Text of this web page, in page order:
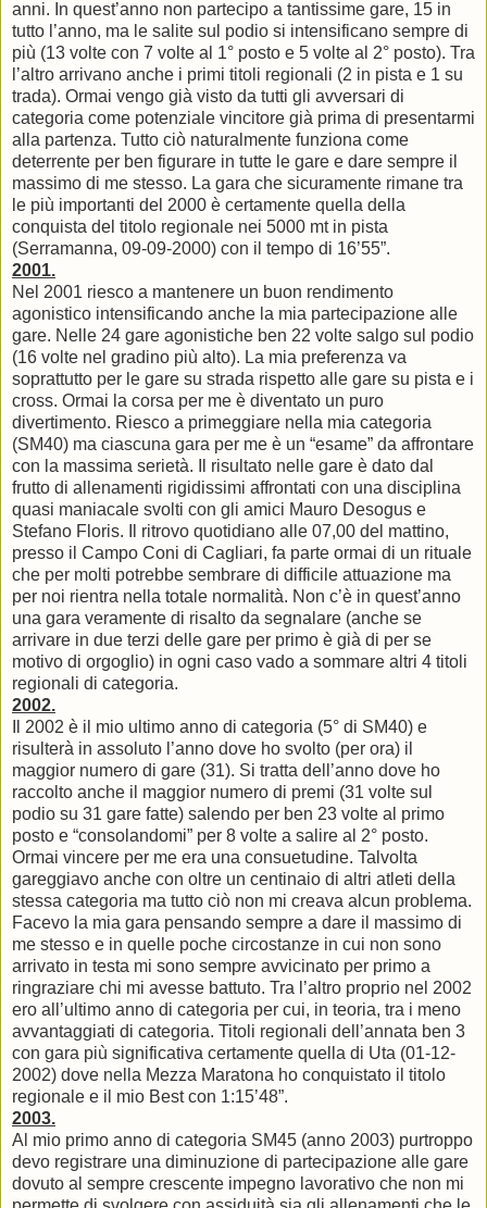
anni. In quest’anno non partecipo a tantissime gare, 15 in
tutto l’anno, ma le salite sul podio si intensificano sempre di
più (13 volte con 7 volte al 1° posto e 5 volte al 2° posto). Tra
l’altro arrivano anche i primi titoli regionali (2 in pista e 1 su
trada). Ormai vengo già visto da tutti gli avversari di
categoria come potenziale vincitore già prima di presentarmi
alla partenza. Tutto ciò naturalmente funziona come
deterrente per ben figurare in tutte le gare e dare sempre il
massimo di me stesso. La gara che sicuramente rimane tra
le più importanti del 2000 è certamente quella della
conquista del titolo regionale nei 5000 mt in pista
(Serramanna, 09-09-2000) con il tempo di 16’55”.
2001.
Nel 2001 riesco a mantenere un buon rendimento
agonistico intensificando anche la mia partecipazione alle
gare. Nelle 24 gare agonistiche ben 22 volte salgo sul podio
(16 volte nel gradino più alto). La mia preferenza va
soprattutto per le gare su strada rispetto alle gare su pista e i
cross. Ormai la corsa per me è diventato un puro
divertimento. Riesco a primeggiare nella mia categoria
(SM40) ma ciascuna gara per me è un “esame” da affrontare
con la massima serietà. Il risultato nelle gare è dato dal
frutto di allenamenti rigidissimi affrontati con una disciplina
quasi maniacale svolti con gli amici Mauro Desogus e
Stefano Floris. Il ritrovo quotidiano alle 07,00 del mattino,
presso il Campo Coni di Cagliari, fa parte ormai di un rituale
che per molti potrebbe sembrare di difficile attuazione ma
per noi rientra nella totale normalità. Non c’è in quest’anno
una gara veramente di risalto da segnalare (anche se
arrivare in due terzi delle gare per primo è già di per se
motivo di orgoglio) in ogni caso vado a sommare altri 4 titoli
regionali di categoria.
2002.
Il 2002 è il mio ultimo anno di categoria (5° di SM40) e
risulterà in assoluto l’anno dove ho svolto (per ora) il
maggior numero di gare (31). Si tratta dell’anno dove ho
raccolto anche il maggior numero di premi (31 volte sul
podio su 31 gare fatte) salendo per ben 23 volte al primo
posto e “consolandomi” per 8 volte a salire al 2° posto.
Ormai vincere per me era una consuetudine. Talvolta
gareggiavo anche con oltre un centinaio di altri atleti della
stessa categoria ma tutto ciò non mi creava alcun problema.
Facevo la mia gara pensando sempre a dare il massimo di
me stesso e in quelle poche circostanze in cui non sono
arrivato in testa mi sono sempre avvicinato per primo a
ringraziare chi mi avesse battuto. Tra l’altro proprio nel 2002
ero all’ultimo anno di categoria per cui, in teoria, tra i meno
avvantaggiati di categoria. Titoli regionali dell’annata ben 3
con gara più significativa certamente quella di Uta (01-12-
2002) dove nella Mezza Maratona ho conquistato il titolo
regionale e il mio Best con 1:15’48”.
2003.
Al mio primo anno di categoria SM45 (anno 2003) purtroppo
devo registrare una diminuzione di partecipazione alle gare
dovuto al sempre crescente impegno lavorativo che non mi